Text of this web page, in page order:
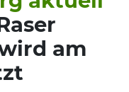
am